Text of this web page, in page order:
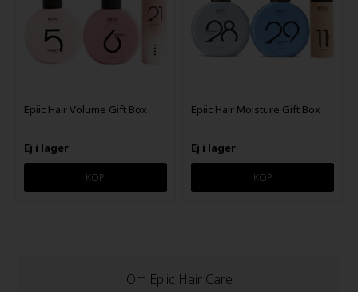
Epiic Hair Volume Gift Box
Ej i lager
Epiic Hair Moisture Gift Box
Ej i lager
Om Epiic Hair Care